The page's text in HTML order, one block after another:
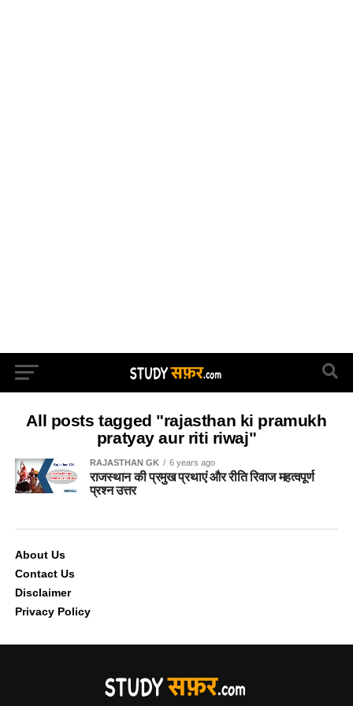
All posts tagged "rajasthan ki pramukh
pratyay aur riti riwaj"
RAJASTHAN GK 6 years ago
राजस्थान की प्रमुख प्रथाएं और रीति रिवाज महत्वपूर्ण
प्रश्न उत्तर
About Us
Contact Us
Disclaimer
Privacy Policy